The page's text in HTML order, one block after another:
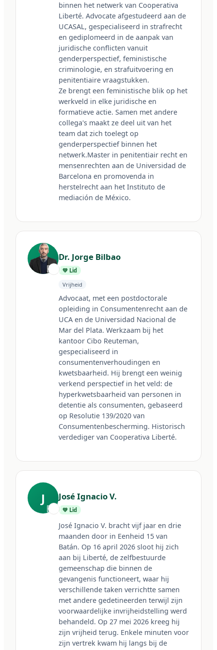
binnen het netwerk van Cooperativa
Liberté. Advocate afgestudeerd aan de
UCASAL, gespecialiseerd in strafrecht
en gediplomeerd in de aanpak van
juridische conflicten vanuit
genderperspectief, feministische
criminologie, en strafuitvoering en
penitentiaire vraagstukken.
Ze brengt een feministische blik op het
werkveld in elke juridische en
formatieve actie. Samen met andere
collega's maakt ze deel uit van het
team dat zich toelegt op
genderperspectief binnen het
netwerk.Master in penitentiair recht en
mensenrechten aan de Universidad de
Barcelona en promovenda in
herstelrecht aan het Instituto de
mediación de México.
🇦🇷
Dr. Jorge Bilbao
💚 Lid
Vrijheid
Advocaat, met een postdoctorale
opleiding in Consumentenrecht aan de
UCA en de Universidad Nacional de
Mar del Plata. Werkzaam bij het
kantoor Cibo Reuteman,
gespecialiseerd in
consumentenverhoudingen en
kwetsbaarheid. Hij brengt een weinig
verkend perspectief in het veld: de
hyperkwetsbaarheid van personen in
detentie als consumenten, gebaseerd
op Resolutie 139/2020 van
Consumentenbescherming. Historisch
verdediger van Cooperativa Liberté.
J
🇦🇷
José Ignacio V.
💚 Lid
José Ignacio V. bracht vijf jaar en drie
maanden door in Eenheid 15 van
Batán. Op 16 april 2026 sloot hij zich
aan bij Liberté, de zelfbestuurde
gemeenschap die binnen de
gevangenis functioneert, waar hij
verschillende taken verrichtte samen
met andere gedetineerden terwijl zijn
voorwaardelijke invrijheidstelling werd
behandeld. Op 27 mei 2026 kreeg hij
zijn vrijheid terug. Enkele minuten voor
zijn vertrek kwam hij langs bij de
Cooperativa de Trabajo Liberté Ltda. Een 100% zelfbeheerde
onderneming binnen Penitentiaire Eenheid Nr. 15 van Batán. Wij
transformeren realiteiten door waardig werk en collectief